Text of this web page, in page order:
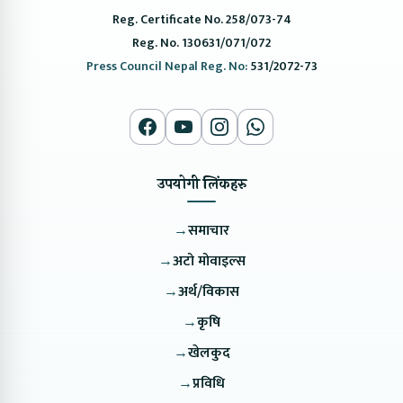
Reg. Certificate No. 258/073-74
Reg. No. 130631/071/072
Press Council Nepal Reg. No:531/2072-73
उपयोगी लिंकहरु
→समाचार
→अटो मोवाइल्स
→अर्थ/विकास
→कृषि
→खेलकुद
→प्रविधि